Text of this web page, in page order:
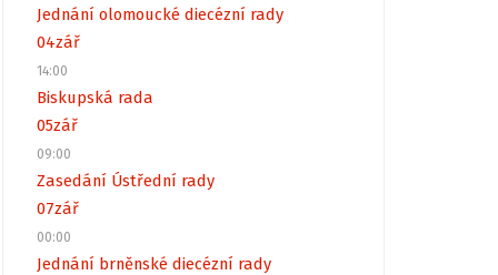
Jednání olomoucké diecézní rady
04zář
14:00
Biskupská rada
05zář
09:00
Zasedání Ústřední rady
07zář
00:00
Jednání brněnské diecézní rady